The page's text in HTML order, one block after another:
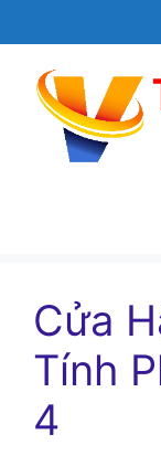
đến
dung
Cửa
Tính
4